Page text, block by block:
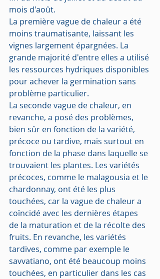
mois d'août.
La première vague de chaleur a été
moins traumatisante, laissant les
vignes largement épargnées. La
grande majorité d'entre elles a utilisé
les ressources hydriques disponibles
pour achever la germination sans
problème particulier.
La seconde vague de chaleur, en
revanche, a posé des problèmes,
bien sûr en fonction de la variété,
précoce ou tardive, mais surtout en
fonction de la phase dans laquelle se
trouvaient les plantes. Les variétés
précoces, comme le malagousia et le
chardonnay, ont été les plus
touchées, car la vague de chaleur a
coïncidé avec les dernières étapes
de la maturation et de la récolte des
fruits. En revanche, les variétés
tardives, comme par exemple le
savvatiano, ont été beaucoup moins
touchées, en particulier dans les cas